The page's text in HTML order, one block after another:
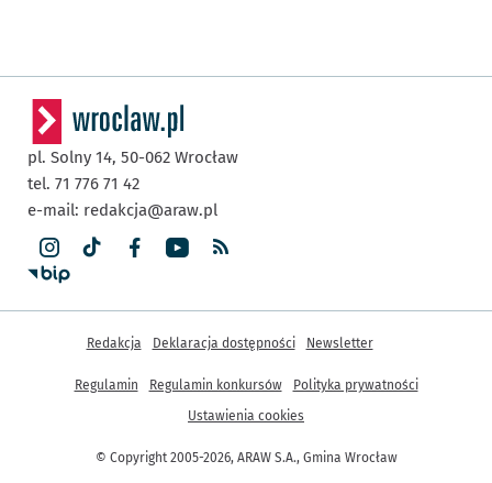
pl. Solny 14, 50-062 Wrocław
tel. 71 776 71 42
e-mail: redakcja@araw.pl
© Copyright 2005-2026, ARAW S.A., Gmina Wrocław
Inne informacje
Redakcja Deklaracja dostępności Newsletter
Regulamin Regulamin konkursów
Polityka prywatności
Ustawienia cookies